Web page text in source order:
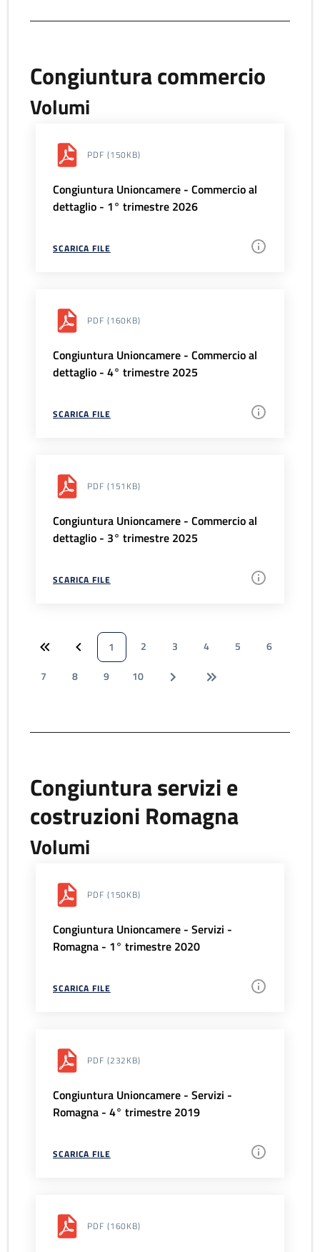
Congiuntura commercio
Volumi
PDF (150KB)
Congiuntura Unioncamere - Commercio al
dettaglio - 1° trimestre 2026
SCARICA FILE
PDF (160KB)
Congiuntura Unioncamere - Commercio al
dettaglio - 4° trimestre 2025
SCARICA FILE
PDF (151KB)
Congiuntura Unioncamere - Commercio al
dettaglio - 3° trimestre 2025
SCARICA FILE
1 2 3 4 5
6
7
8 9 10
Congiuntura servizi e
costruzioni Romagna
Volumi
PDF (150KB)
Congiuntura Unioncamere - Servizi -
Romagna - 1° trimestre 2020
SCARICA FILE
PDF (232KB)
Congiuntura Unioncamere - Servizi -
Romagna - 4° trimestre 2019
SCARICA FILE
PDF (160KB)